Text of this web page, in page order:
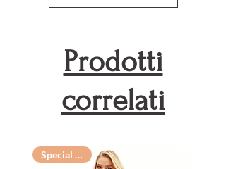
accuratamente l'indumento
solare può causare un
leggero sbiadimento dei
colori
Prodotti
correlati
Special Offer